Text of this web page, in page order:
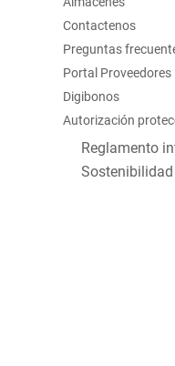
Contactenos
Preguntas
Portal Proveedores
Digibonos
Autorización
Reglamento